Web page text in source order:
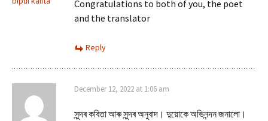
Congratulations to both of you, the poet
and the translator
Reply
December 12, 2022 at 1:06 am
সুন্দৰ কবিতা আৰু সুন্দৰ অনুবাদ। দুয়োকে অভিনন্দন জনালো।